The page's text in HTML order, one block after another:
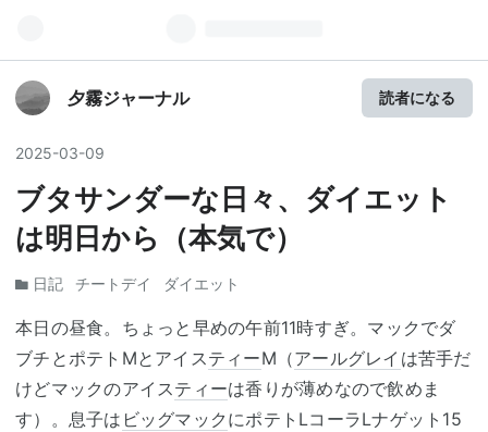
夕霧ジャーナル 読者になる
2025-03-09
ブタサンダーな日々、ダイエット
は明日から（本気で）
日記 チートデイ ダイエット
本日の昼食。ちょっと早めの午前11時すぎ。マックでダ
ブチとポテトMとアイスティーM（アールグレイ は苦手だ
けどマックのアイスティーは香りが薄めなので飲めま
す）。息子は ビッグマック にポテトLコーラLナゲット15